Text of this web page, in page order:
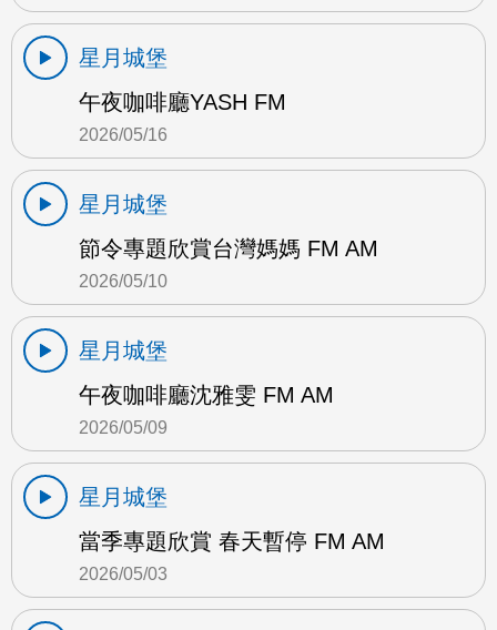
星月城堡
午夜咖啡廳YASH FM
2026/05/16
星月城堡
節令專題欣賞台灣媽媽 FM AM
2026/05/10
星月城堡
午夜咖啡廳沈雅雯 FM AM
2026/05/09
星月城堡
當季專題欣賞 春天暫停 FM AM
2026/05/03